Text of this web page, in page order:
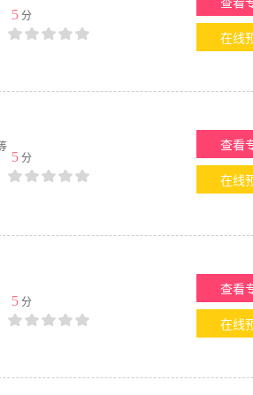
5 分
查看
在线
5 分
查看
在线
5 分
查看
在线